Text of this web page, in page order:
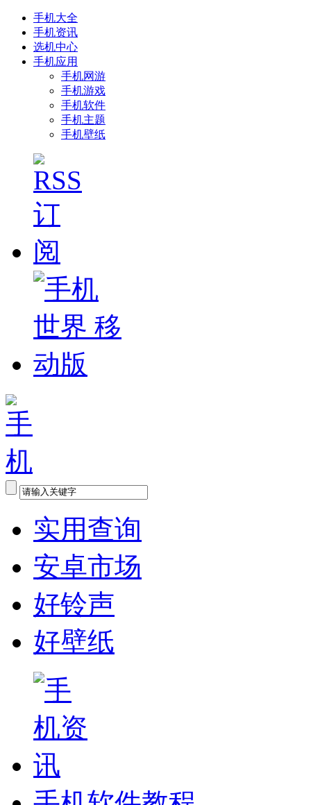
手机大全
手机资讯
选机中心
手机应用
手机网游
手机游戏
手机软件
手机主题
手机壁纸
实用查询
安卓市场
好铃声
好壁纸